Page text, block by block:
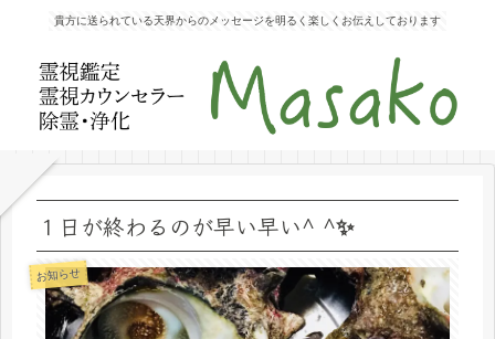
貴方に送られている天界からのメッセージを明るく楽しくお伝えしております
１日が終わるのが早い早い^ ^✨
お知らせ